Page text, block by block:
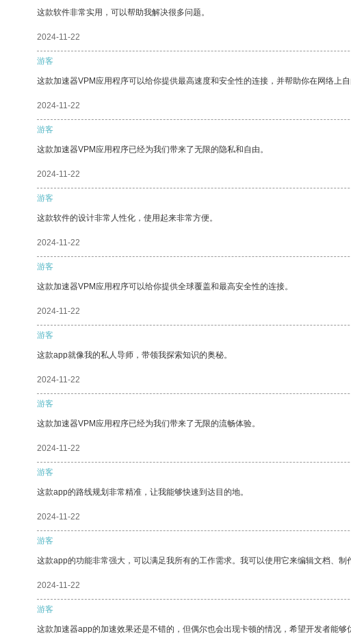
这款软件非常实用，可以帮助我解决很多问题。
2024-11-22
游客
这款加速器VPM应用程序可以给你提供最高速度和安全性的连接，并帮助你在网络上自
2024-11-22
游客
这款加速器VPM应用程序已经为我们带来了无限的隐私和自由。
2024-11-22
游客
这款软件的设计非常人性化，使用起来非常方便。
2024-11-22
游客
这款加速器VPM应用程序可以给你提供全球覆盖和最高安全性的连接。
2024-11-22
游客
这款app就像我的私人导师，带领我探索知识的奥秘。
2024-11-22
游客
这款加速器VPM应用程序已经为我们带来了无限的流畅体验。
2024-11-22
游客
这款app的路线规划非常精准，让我能够快速到达目的地。
2024-11-22
游客
这款app的功能非常强大，可以满足我所有的工作需求。我可以使用它来编辑文档、制
2024-11-22
游客
这款加速器app的加速效果还是不错的，但偶尔也会出现卡顿的情况，希望开发者能够